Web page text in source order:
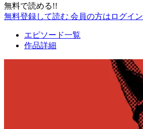
無料で読める!!
無料登録して読む 会員の方はログイン
エピソード一覧
作品詳細